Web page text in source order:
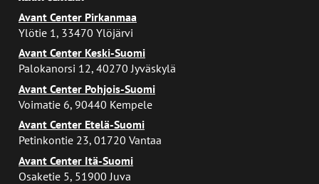
Avant Center Pirkanmaa
Ylötie 1, 33470 Ylöjärvi
Avant Center Keski-Suomi
Palokanorsi 12, 40270 Jyväskylä
Avant Center Pohjois-Suomi
Voimatie 6, 90440 Kempele
Avant Center Etelä-Suomi
Petinkontie 23, 01720 Vantaa
Avant Center Itä-Suomi
Osaketie 5, 51900 Juva